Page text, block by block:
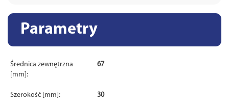
Parametry
Średnica zewnętrzna
[mm]:
67
Szerokość [mm]: 30